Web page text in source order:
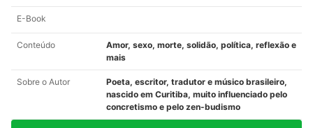
E-Book
Conteúdo
Amor, sexo, morte, solidão, política, reflexão e
mais
Sobre o Autor
Poeta, escritor, tradutor e músico brasileiro,
nascido em Curitiba, muito influenciado pelo
concretismo e pelo zen-budismo